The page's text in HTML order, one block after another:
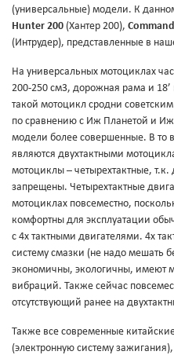
(универсальные) модели. К
Hunter 200 (Хантер 200),
(Интрудер), представленные в
На универсальных мотоциклах
200-250 см3, дорожная рама и
такой мотоцикл сродни
по сравнению с Иж Планетой и
модели более совершенные. В
являются двухтактными
мотоциклы – четырехтактные,
запрещены. Четырехтактные
мотоциклах повсеместно,
комфортны для эксплуатации
с 4х тактными двигателями. 4х
систему смазки (не надо мешать
экономичны, экологичны, имеют
вибраций. Также сейчас
отсутствующий ранее на
Также все современные
(электронную систему